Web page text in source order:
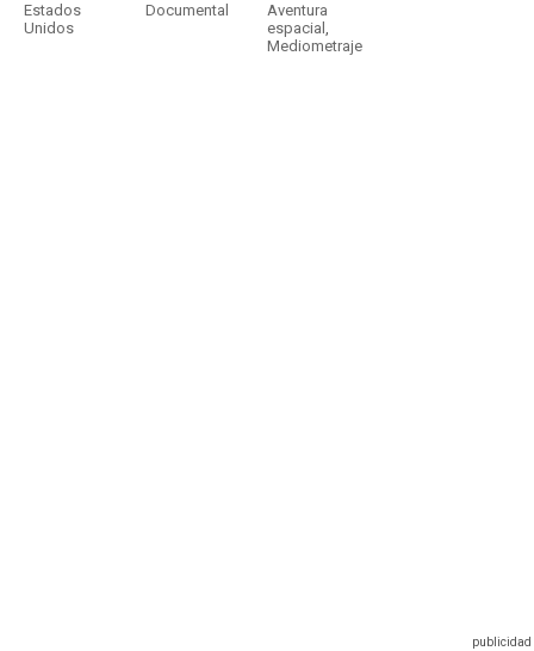
Estados
Unidos
Documental
Aventura
espacial ,
Mediometraje